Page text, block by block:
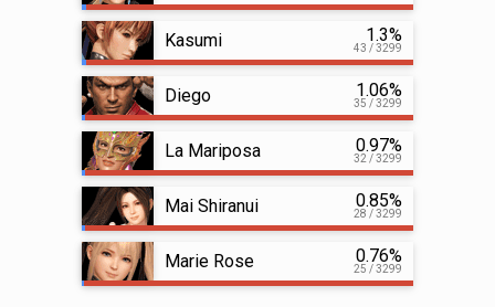
Kasumi 1.3%
43 / 3299
Diego 1.06%
35 / 3299
La Mariposa 0.97%
32 / 3299
Mai Shiranui 0.85%
28 / 3299
Marie Rose 0.76%
25 / 3299